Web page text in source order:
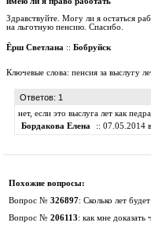
Здравствуйте. Могу ли я остаться
на льготную пенсию. Спасибо.
Ёрш Светлана :: Бобруйск
Ключевые слова: пенсия за выслугу
Ответов: 1
нет, если это выслуга лет как
Бордакова Елена
:: 07.05.2014
Похожие вопросы:
Вопрос № 326897: Сколько лет
Вопрос № 206113: как мне доказать